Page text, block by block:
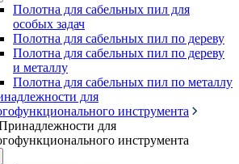
Полотна для сабельных пил для
особых задач
Полотна для сабельных пил по дереву
Полотна для сабельных пил по дереву
и металлу
Полотна для сабельных пил по металлу
для
инструмента
для
инструмента